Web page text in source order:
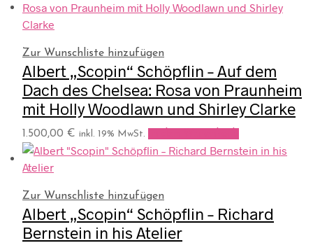
Zur Wunschliste hinzufügen
Albert „Scopin“ Schöpflin – Auf dem
Dach des Chelsea: Rosa von Praunheim
mit Holly Woodlawn und Shirley Clarke
1.500,00 € inkl. 19% MwSt.
Zur Wunschliste hinzufügen
Albert „Scopin“ Schöpflin – Richard
Bernstein in his Atelier